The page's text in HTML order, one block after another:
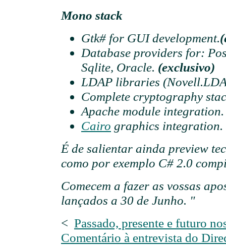
Mono stack
Gtk# for GUI development.
Database providers for:
Sqlite, Oracle. (exclusivo)
LDAP libraries
Complete cryptography
Apache module
Cairo graphics integration.
É de salientar ainda preview
como por exemplo C# 2.0
Comecem a fazer as vossas
lançados a 30 de Junho. "
< Passado, presente e futuro
Comentário à entrevista do